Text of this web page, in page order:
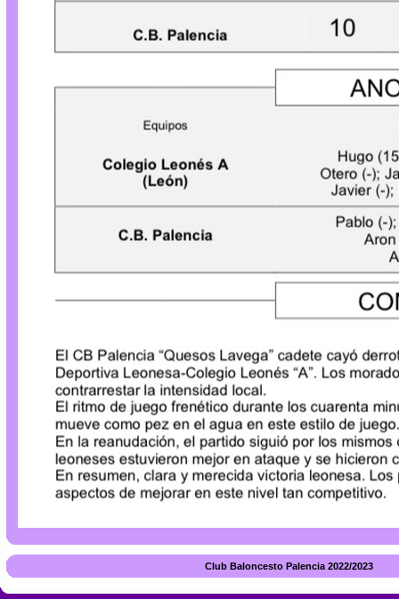
Club Baloncesto Palencia 2022/